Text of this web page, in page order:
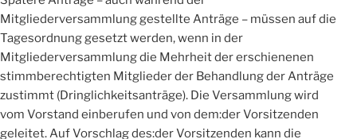
Mitgliederversammlung gestellte Anträge – müssen auf die
Tagesordnung gesetzt werden, wenn in der
Mitgliederversammlung die Mehrheit der erschienenen
stimmberechtigten Mitglieder der Behandlung der Anträge
zustimmt (Dringlichkeitsanträge). Die Versammlung wird
vom Vorstand einberufen und von dem:der Vorsitzenden
geleitet. Auf Vorschlag des:der Vorsitzenden kann die